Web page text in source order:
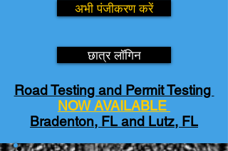
अभी पंजीकरण करें
छात्र लॉगिन
Road Testing and Permit Testing
NOW AVAILABLE
Bradenton, FL and Lutz, FL